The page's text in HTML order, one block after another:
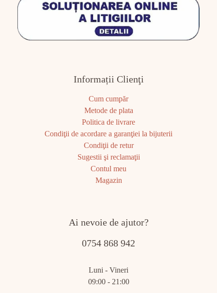
Informații Clienţi
Cum cumpăr
Metode de plata
Politica de livrare
Condiţii de acordare a garanţiei la bijuterii
Condiţii de retur
Sugestii şi reclamaţii
Contul meu
Magazin
Ai nevoie de ajutor?
0754 868 942
Luni - Vineri
09:00 - 21:00